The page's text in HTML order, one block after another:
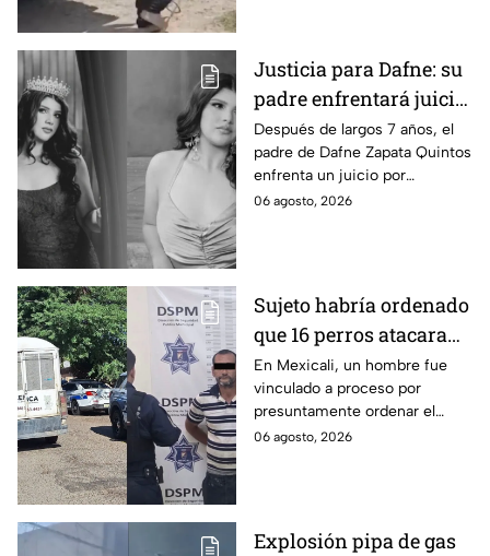
Justicia para Dafne: su
padre enfrentará juicio
por presunto abuso
cometido en 2019 en
Tamaulipas
Después de largos 7 años, el
padre de Dafne Zapata Quintos
enfrenta un juicio por
presuntamente abusar de la
06 agosto, 2026
Sujeto habría ordenado
que 16 perros atacaran
a su hermana con
discapacidad en
Mexicali, BC
En Mexicali, un hombre fue
vinculado a proceso por
presuntamente ordenar el
ataque de 16 perros contra su
06 agosto, 2026
Explosión pipa de gas